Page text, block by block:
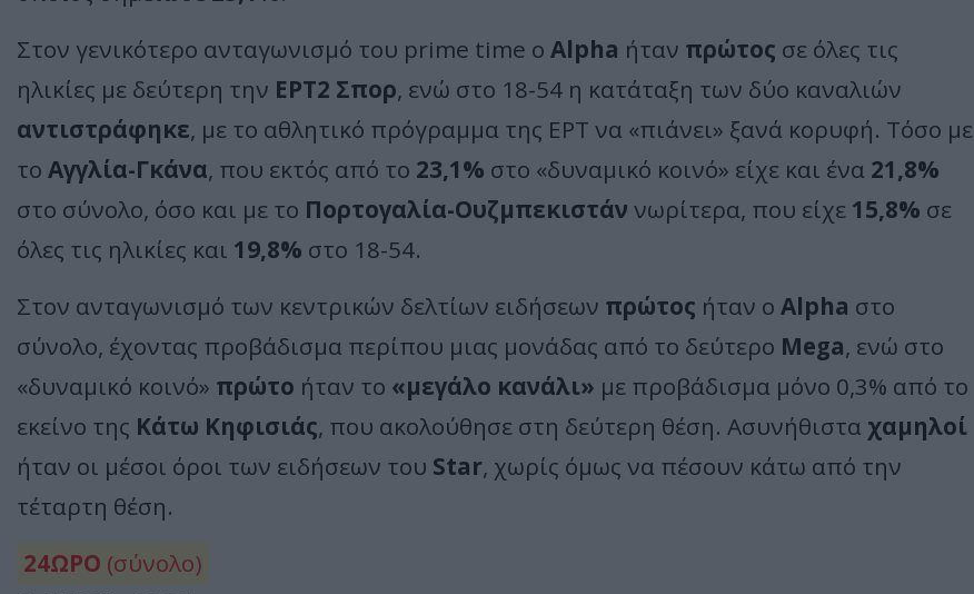
Στον γενικότερο ανταγωνισμό του prime time ο Alpha ήταν πρώτος σε όλες τις
ηλικίες με δεύτερη την ΕΡΤ2 Σπορ, ενώ στο 18-54 η κατάταξη των δύο καναλιών
αντιστράφηκε, με το αθλητικό πρόγραμμα της ΕΡΤ να «πιάνει» ξανά κορυφή. Τόσο με
το Αγγλία-Γκάνα, που εκτός από το 23,1% στο «δυναμικό κοινό» είχε και ένα 21,8%
στο σύνολο, όσο και με το Πορτογαλία-Ουζμπεκιστάν νωρίτερα, που είχε 15,8% σε
όλες τις ηλικίες και 19,8% στο 18-54.
Στον ανταγωνισμό των κεντρικών δελτίων ειδήσεων πρώτος ήταν ο Alpha στο
σύνολο, έχοντας προβάδισμα περίπου μιας μονάδας από το δεύτερο Mega, ενώ στο
«δυναμικό κοινό» πρώτο ήταν το «μεγάλο κανάλι» με προβάδισμα μόνο 0,3% από το
εκείνο της Κάτω Κηφισιάς, που ακολούθησε στη δεύτερη θέση. Ασυνήθιστα χαμηλοί
ήταν οι μέσοι όροι των ειδήσεων του Star, χωρίς όμως να πέσουν κάτω από την
τέταρτη θέση.
24ΩΡΟ (σύνολο)